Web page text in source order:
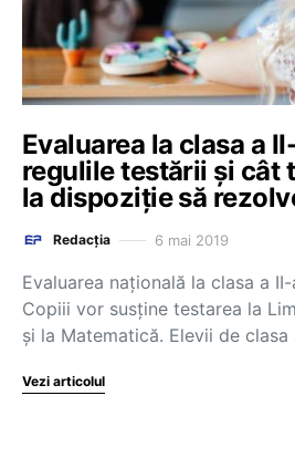
Evaluarea la clasa a
regulile testării și cât
la dispoziție să
Redacția 6 mai 2019
Evaluarea națională la clasa a
Copiii vor susține testarea la
și la Matematică. Elevii de
Vezi articolul